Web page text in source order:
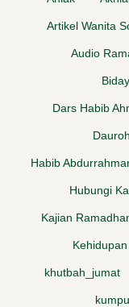
Artikel Wanita
Audio
Dars Habib
Dauroh
Habib
Hubungi
Kajian
khutbah_jumat